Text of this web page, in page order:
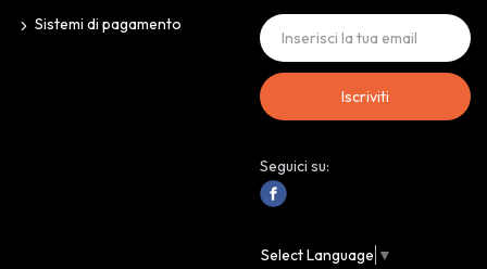
Sistemi di pagamento
Iscriviti
Seguici su:
Select Language ▼